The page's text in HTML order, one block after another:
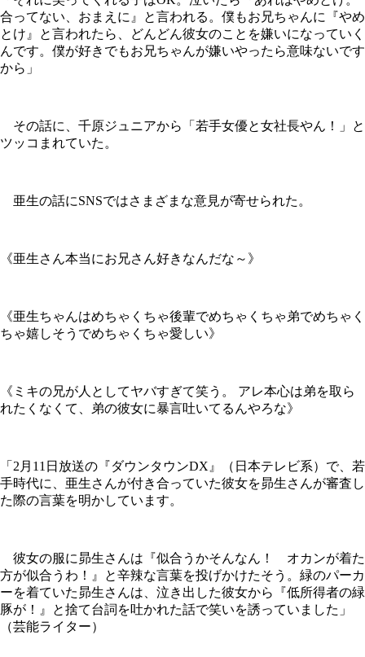
合ってない、おまえに』と言われる。僕もお兄ちゃんに『やめ
とけ』と言われたら、どんどん彼女のことを嫌いになっていく
んです。僕が好きでもお兄ちゃんが嫌いやったら意味ないです
から」
その話に、千原ジュニアから「若手女優と女社長やん！」と
ツッコまれていた。
亜生の話にSNSではさまざまな意見が寄せられた。
《亜生さん本当にお兄さん好きなんだな～》
《亜生ちゃんはめちゃくちゃ後輩でめちゃくちゃ弟でめちゃく
ちゃ嬉しそうでめちゃくちゃ愛しい》
《ミキの兄が人としてヤバすぎて笑う。 アレ本心は弟を取ら
れたくなくて、弟の彼女に暴言吐いてるんやろな》
「2月11日放送の『ダウンタウンDX』（日本テレビ系）で、若
手時代に、亜生さんが付き合っていた彼女を昴生さんが審査し
た際の言葉を明かしています。
彼女の服に昴生さんは『似合うかそんなん！ オカンが着た
方が似合うわ！』と辛辣な言葉を投げかけたそう。緑のパーカ
ーを着ていた昴生さんは、泣き出した彼女から『低所得者の緑
豚が！』と捨て台詞を吐かれた話で笑いを誘っていました」
（芸能ライター）